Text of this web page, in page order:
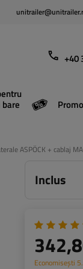
+40
ASPÖCK + cablaj
Inclus
Economisești